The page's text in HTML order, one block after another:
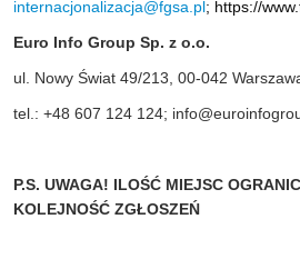
internacjonalizacja@fgsa.pl; https://
Euro Info Group Sp. z o.o.
ul. Nowy Świat 49/213, 00-042
tel.: +48 607 124 124;
P.S. UWAGA! ILOŚĆ MIEJSC
KOLEJNOŚĆ ZGŁOSZEŃ